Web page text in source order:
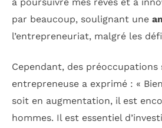
à poursuivre mes rêves et à
par beaucoup, soulignant une
l’entrepreneuriat, malgré les
Cependant, des
entrepreneuse a exprimé : «
soit en augmentation, il est
hommes. Il est essentiel